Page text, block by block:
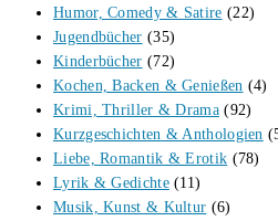
Humor, Comedy & Satire (22)
Jugendbücher (35)
Kinderbücher (72)
Kochen, Backen & Genießen (4)
Krimi, Thriller & Drama (92)
Kurzgeschichten & Anthologien
Liebe, Romantik & Erotik (78)
Lyrik & Gedichte (11)
Musik, Kunst & Kultur (6)